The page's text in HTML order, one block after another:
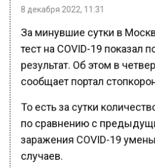
За минувшие сутки в
тест на COVID-19 показал
результат. Об этом в
сообщает портал
То есть за сутки
заражения COVID-19
случаев.